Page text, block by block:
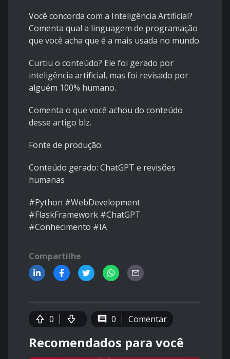
Você concorda com a Inteligência Artificial?
Comenta qual a linguagem de programação
que você acha que é a mais usada no mundo.
Curtiu o conteúdo? Ele foi gerado por
inteligência artificial, mas foi revisado por
alguém 100% humano.
Comenta o que você achou do conteúdo
desse artigo blz.
Fonte de produção:
Conteúdo gerado: ChatGPT e revisões
humanas
#Python #WebDevelopment
#FlaskFramework #ChatGPT
#Conhecimento #IA
Compartilhe
0 0 Comentar
Recomendados para você